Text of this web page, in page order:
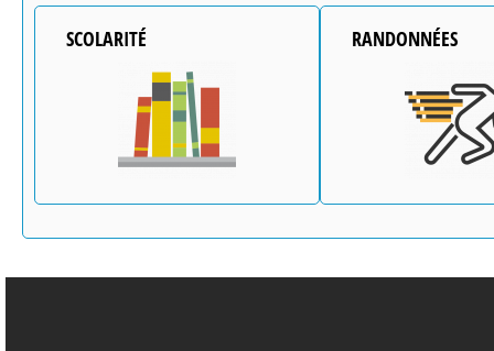
SCOLARITÉ RANDONNÉES